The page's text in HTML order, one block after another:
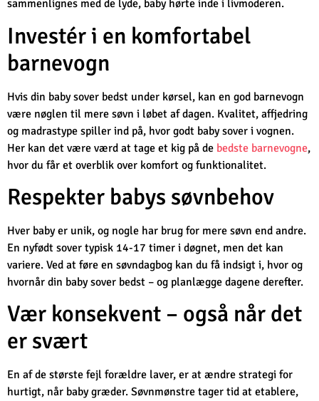
sammenlignes med de lyde, baby hørte inde i livmoderen.
Investér i en komfortabel
barnevogn
Hvis din baby sover bedst under kørsel, kan en god barnevogn
være nøglen til mere søvn i løbet af dagen. Kvalitet, affjedring
og madrastype spiller ind på, hvor godt baby sover i vognen.
Her kan det være værd at tage et kig på de bedste barnevogne,
hvor du får et overblik over komfort og funktionalitet.
Respekter babys søvnbehov
Hver baby er unik, og nogle har brug for mere søvn end andre.
En nyfødt sover typisk 14-17 timer i døgnet, men det kan
variere. Ved at føre en søvndagbog kan du få indsigt i, hvor og
hvornår din baby sover bedst – og planlægge dagene derefter.
Vær konsekvent – også når det
er svært
En af de største fejl forældre laver, er at ændre strategi for
hurtigt, når baby græder. Søvnmønstre tager tid at etablere,